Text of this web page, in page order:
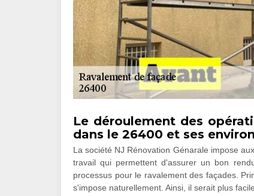
Le déroulement des
dans le 26400 et ses
La société NJ Rénovation Génarale impose
travail qui permettent d'assurer un bon
processus pour le ravalement des façades.
s'impose naturellement. Ainsi, il serait plus